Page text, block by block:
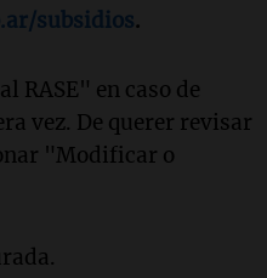
subsidios.
RASE" en caso de
vez. De querer revisar
"Modificar o